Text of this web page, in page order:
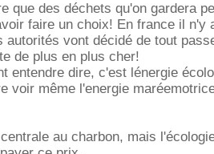
que des déchets qu'on gardera
faire un choix! En france il n'y
autorités vont décidé de tout
de plus en plus cher!
entendre dire, c'est lénergie
voir même l'energie
au charbon, mais